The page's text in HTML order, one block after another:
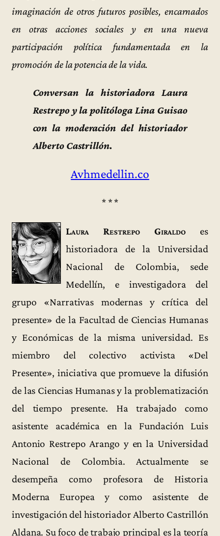
imaginación de otros futuros posibles, encarnados
en otras acciones sociales y en una nueva
participación política fundamentada en la
promoción de la potencia de la vida.
Conversan la historiadora Laura
Restrepo y la politóloga Lina Guisao
con la moderación del historiador
Alberto Castrillón.
Avhmedellin.co
* * *
Laura Restrepo Giraldoes
historiadora de la Universidad
Nacional de Colombia, sede
Medellín, e investigadora del
grupo «Narrativas modernas y crítica del
presente» de la Facultad de Ciencias Humanas
y Económicas de la misma universidad. Es
miembro del colectivo activista «Del
Presente», iniciativa que promueve la difusión
de las Ciencias Humanas y la problematización
del tiempo presente. Ha trabajado como
asistente académica en la Fundación Luis
Antonio Restrepo Arango y en la Universidad
Nacional de Colombia. Actualmente se
desempeña como profesora de Historia
Moderna Europea y como asistente de
investigación del historiador Alberto Castrillón
Aldana. Su foco de trabajo principal es la teoría